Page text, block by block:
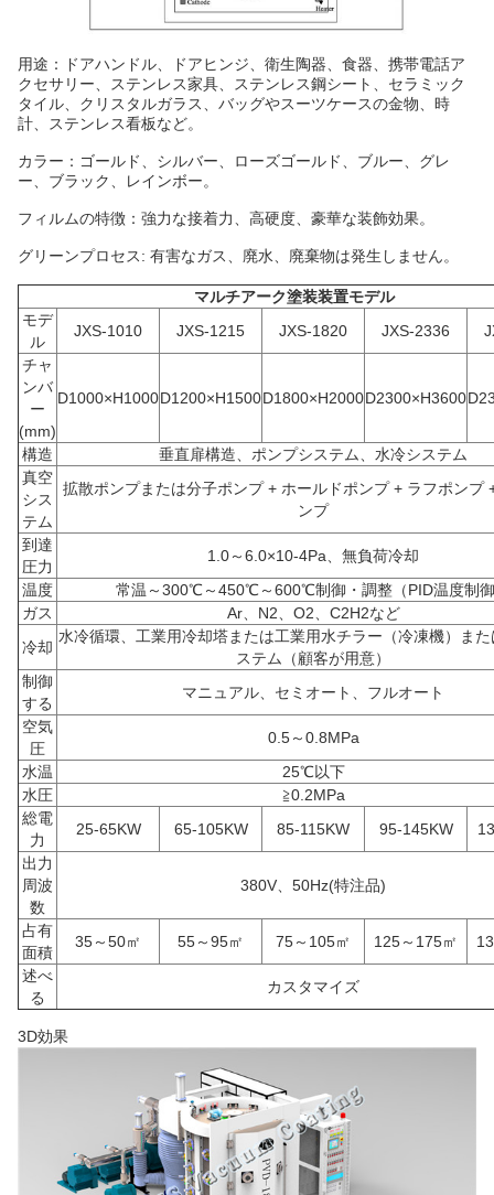
用途：ドアハンドル、ドアヒンジ、衛生陶器、食器、携帯電話ア
クセサリー、ステンレス家具、ステンレス鋼シート、セラミック
タイル、クリスタルガラス、バッグやスーツケースの金物、時
計、ステンレス看板など。
カラー：ゴールド、シルバー、ローズゴールド、ブルー、グレ
ー、ブラック、レインボー。
フィルムの特徴：強力な接着力、高硬度、豪華な装飾効果。
グリーンプロセス: 有害なガス、廃水、廃棄物は発生しません。
マルチアーク塗装装置モデル
モデ
ル
JXS-1010 JXS-1215 JXS-1820 JXS-2336
チャ
ンバ
ー
(mm)
D1000×H1000D1200×H1500D1800×H2000D2300×H3600
構造
垂直扉構造、ポンプシステム、水冷システム
真空
シス
テム
拡散ポンプまたは分子ポンプ + ホールドポンプ + ラフポンプ
ンプ
到達
圧力
1.0～6.0×10-4Pa、無負荷冷却
温度
常温～300℃～450℃～600℃制御・調整（PID温度制
ガス
Ar、N2、O2、C2H2など
冷却
水冷循環、工業用冷却塔または工業用水チラー（冷凍機）ま
ステム（顧客が用意）
制御
する
マニュアル、セミオート、フルオート
空気
圧
0.5～0.8MPa
水温
25℃以下
水圧
≧0.2MPa
総電
力
25-65KW 65-105KW 85-115KW 95-145KW
出力
周波
数
380V、50Hz(特注品)
占有
面積
35～50㎡ 55～95㎡ 75～105㎡ 125～175㎡
述べ
る
カスタマイズ
3D効果